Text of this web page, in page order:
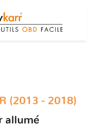
(2013 - 2018)
allumé